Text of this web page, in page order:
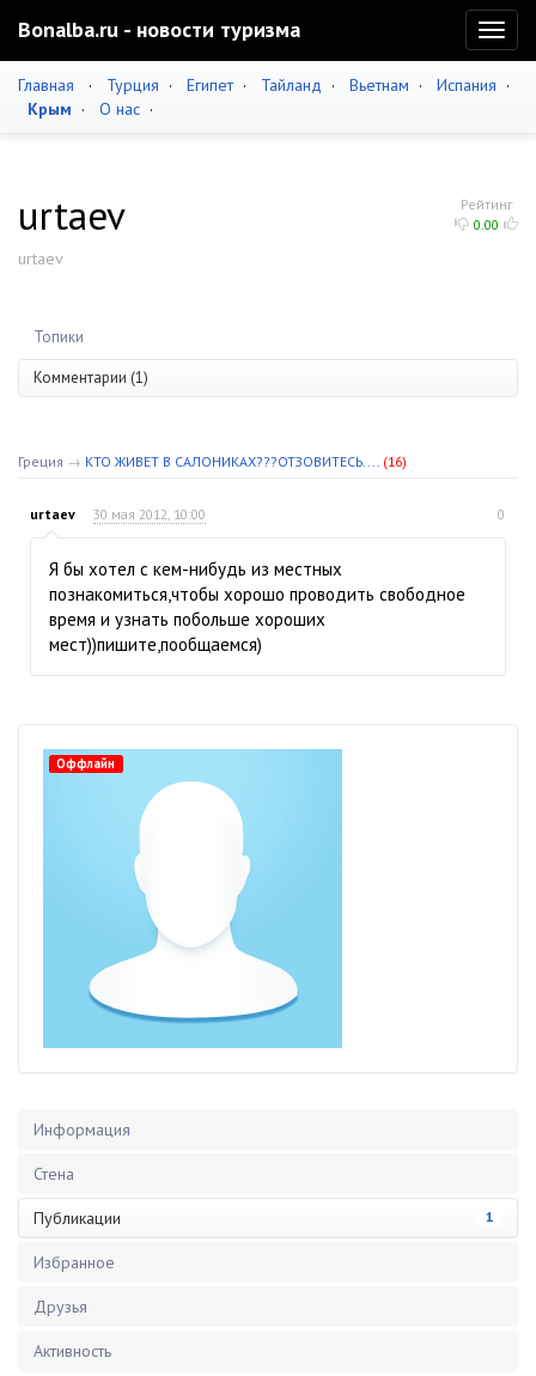
Bonalba.ru - новости туризма
Главная · Турция · Египет· Тайланд · Вьетнам · Испания ·
Крым · О нас ·
Рейтинг
0.00
urtaev
urtaev
Топики
Комментарии (1)
Греция → KТО ЖИВЕТ В САЛОНИКАХ???ОТЗОВИТЕСЬ.... (16)
urtaev 30 мая 2012, 10:00 0
Я бы хотел с кем-нибудь из местных
познакомиться,чтобы хорошо проводить свободное
время и узнать побольше хороших
мест))пишите,пообщаемся)
Оффлайн
Информация
Стена
Публикации 1
Избранное
Друзья
Активность